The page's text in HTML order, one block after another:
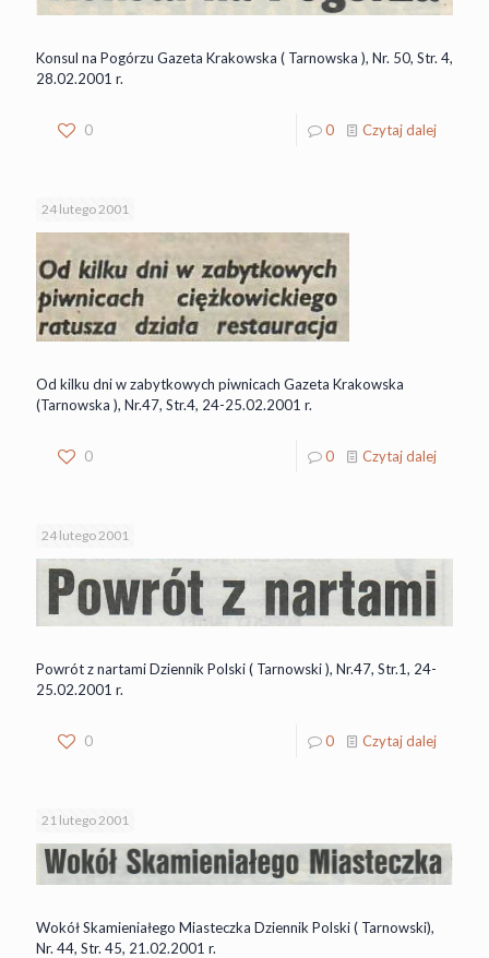
Konsul na Pogórzu Gazeta Krakowska ( Tarnowska ), Nr. 50, Str. 4,
28.02.2001 r.
0 0 Czytaj dalej
24 lutego 2001
Od kilku dni w zabytkowych piwnicach Gazeta Krakowska
(Tarnowska ), Nr.47, Str.4, 24-25.02.2001 r.
0 0 Czytaj dalej
24 lutego 2001
Powrót z nartami Dziennik Polski ( Tarnowski ), Nr.47, Str.1, 24-
25.02.2001 r.
0 0 Czytaj dalej
21 lutego 2001
Wokół Skamieniałego Miasteczka Dziennik Polski ( Tarnowski),
Nr. 44, Str. 45, 21.02.2001 r.